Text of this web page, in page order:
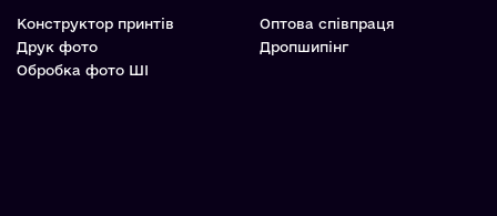
Конструктор принтів
Друк фото
Обробка фото ШІ
Оптова співпраця
Дропшипінг